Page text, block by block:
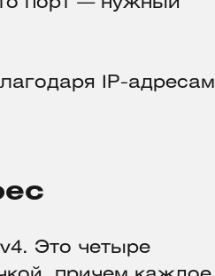
IP-адресам
Это четыре